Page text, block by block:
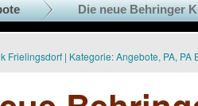
Die neue Behringer
Frielingsdorf | Kategorie:Angebote, PA, PA